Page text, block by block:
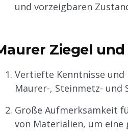
und vorzeigbaren
Ziegel
Vertiefte Kenntnisse und
Maurer-, Steinmetz-
Große Aufmerksamkeit
von Materialien, um